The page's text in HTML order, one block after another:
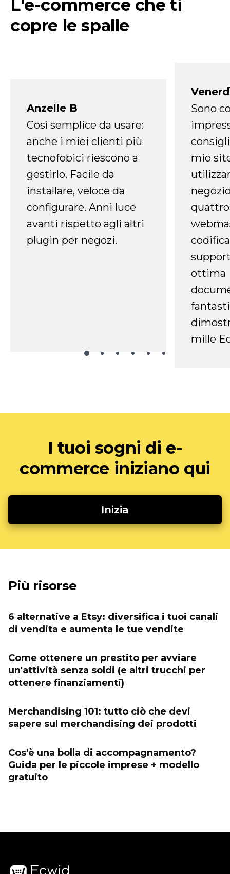
L'e-commerce che ti
copre le spalle
Anzelle B
Così semplice da usare:
anche i miei clienti più
tecnofobici riescono a
gestirlo. Facile da
installare, veloce da
configurare. Anni luce
avanti rispetto agli altri
plugin per negozi.
Sono
mio
ottima
mille
I tuoi sogni di e-
commerce iniziano qui
Inizia
Più risorse
6 alternative a Etsy: diversifica i tuoi canali
di vendita e aumenta le tue vendite
Come ottenere un prestito per avviare
un'attività senza soldi (e altri trucchi per
ottenere finanziamenti)
Merchandising 101: tutto ciò che devi
sapere sul merchandising dei prodotti
Cos'è una bolla di accompagnamento?
Guida per le piccole imprese + modello
gratuito